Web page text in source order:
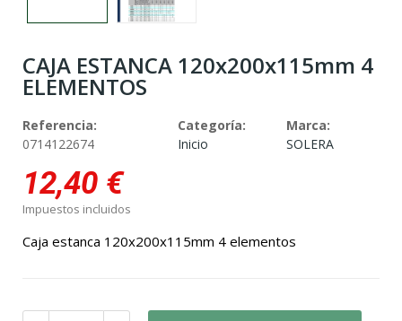
CAJA ESTANCA 120x200x115mm 4
ELEMENTOS
Referencia:
0714122674
Categoría:
Inicio
Marca:
SOLERA
12,40 €
Impuestos incluidos
Caja estanca 120x200x115mm 4 elementos